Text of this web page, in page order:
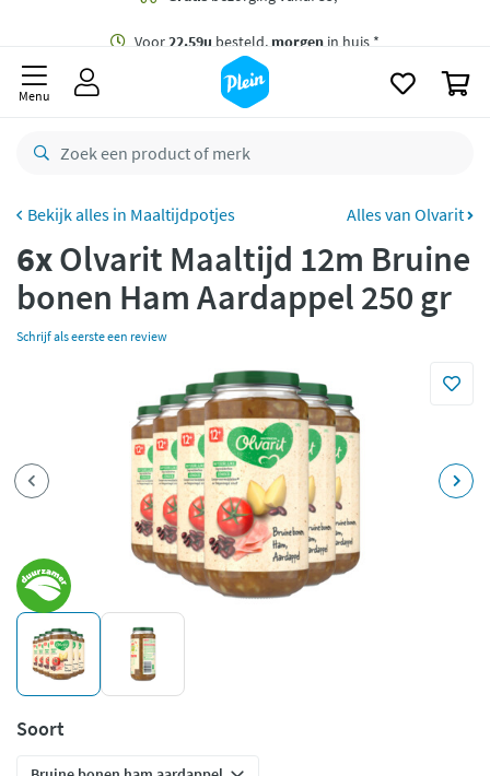
besteld,
retourneren
CO2 neutraal
Betaal met Klarna
Menu
Maaltijdpotjes Alles van Olvarit
6xOlvarit Maaltijd 12m Bruine
bonen Ham Aardappel 250 gr
Schrijf als eerste een review
Soort